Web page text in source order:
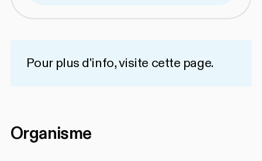
Pour plus d'info, visite cette page.
Organisme